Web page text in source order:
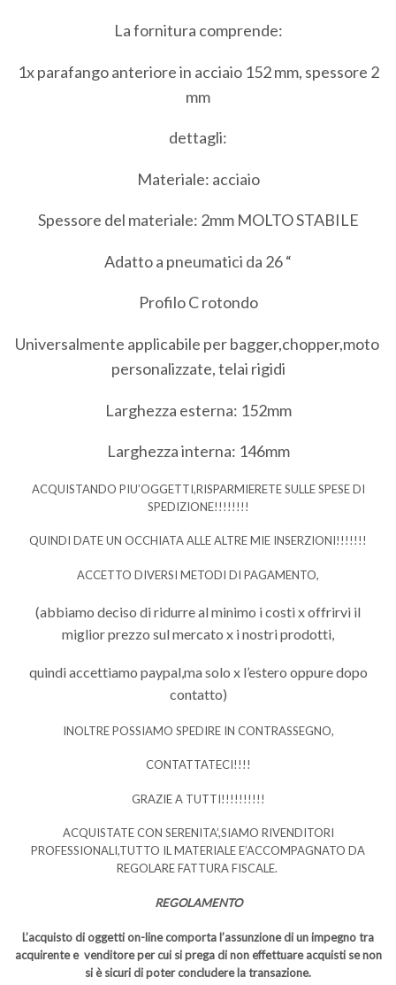
La fornitura comprende:
1x parafango anteriore in acciaio 152 mm, spessore 2
mm
dettagli:
Materiale: acciaio
Spessore del materiale: 2mm MOLTO STABILE
Adatto a pneumatici da 26 “
Profilo C rotondo
Universalmente applicabile per bagger,chopper,moto
personalizzate, telai rigidi
Larghezza esterna: 152mm
Larghezza interna: 146mm
ACQUISTANDO PIU’OGGETTI,RISPARMIERETE SULLE SPESE DI
SPEDIZIONE!!!!!!!!
QUINDI DATE UN OCCHIATA ALLE ALTRE MIE INSERZIONI!!!!!!!
ACCETTO DIVERSI METODI DI PAGAMENTO,
(abbiamo deciso di ridurre al minimo i costi x offrirvi il
miglior prezzo sul mercato x i nostri prodotti,
quindi accettiamo paypal,ma solo x l’estero oppure dopo
contatto)
INOLTRE POSSIAMO SPEDIRE IN CONTRASSEGNO,
CONTATTATECI!!!!
GRAZIE A TUTTI!!!!!!!!!!
ACQUISTATE CON SERENITA’,SIAMO RIVENDITORI
PROFESSIONALI,TUTTO IL MATERIALE E’ACCOMPAGNATO DA
REGOLARE FATTURA FISCALE.
REGOLAMENTO
L’acquisto di oggetti on-line comporta l’assunzione di un impegno tra
acquirente e venditore per cui si prega di non effettuare acquisti se non
si è sicuri di poter concludere la transazione.